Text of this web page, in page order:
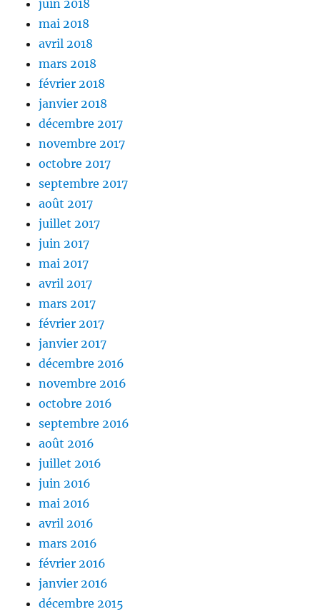
juin 2018
mai 2018
avril 2018
mars 2018
février 2018
janvier 2018
décembre 2017
novembre 2017
octobre 2017
septembre 2017
août 2017
juillet 2017
juin 2017
mai 2017
avril 2017
mars 2017
février 2017
janvier 2017
décembre 2016
novembre 2016
octobre 2016
septembre 2016
août 2016
juillet 2016
juin 2016
mai 2016
avril 2016
mars 2016
février 2016
janvier 2016
décembre 2015